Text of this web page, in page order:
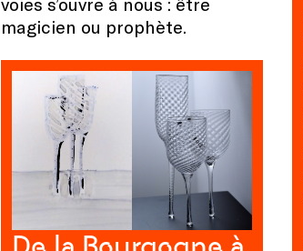
magicien ou prophète.